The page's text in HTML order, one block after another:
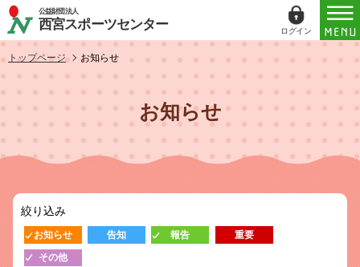
公益財団法人
西宮スポーツセンター ログイン
トップページ お知らせ
お知らせ
絞り込み
お知らせ 告知 報告 重要
その他
ログイン
ID（メールアドレス）
パスワード
パスワードは半角数字、英小文字、英大文字
すべてを含む6文字以上